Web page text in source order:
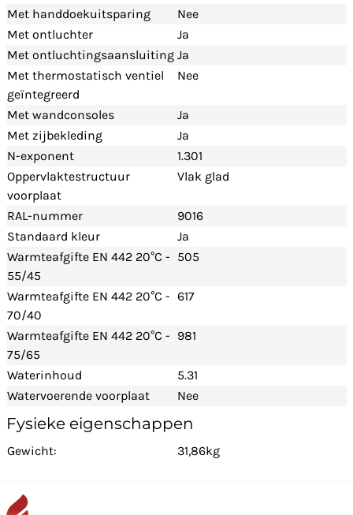
Met handdoekuitsparing
Nee
Met ontluchter
Ja
Met ontluchtingsaansluiting Ja
Met thermostatisch ventiel
geïntegreerd
Nee
Met wandconsoles
Ja
Met zijbekleding
Ja
N-exponent
1.301
Oppervlaktestructuur
voorplaat
Vlak glad
RAL-nummer
9016
Standaard kleur
Ja
Warmteafgifte EN 442 20°C -
55/45
505
Warmteafgifte EN 442 20°C -
70/40
617
Warmteafgifte EN 442 20°C -
75/65
981
Waterinhoud
5.31
Watervoerende voorplaat
Nee
Fysieke eigenschappen
Gewicht: 31,86kg